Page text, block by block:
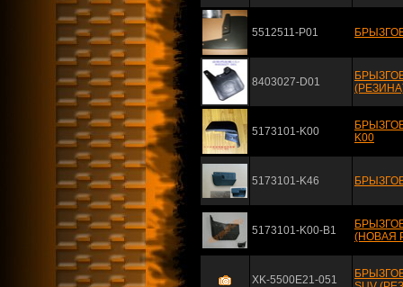
5512511-P01
8403027-D01
5173101-K00
K00
5173101-K46
5173101-K00-B1
(НОВАЯ
XK-5500E21-051